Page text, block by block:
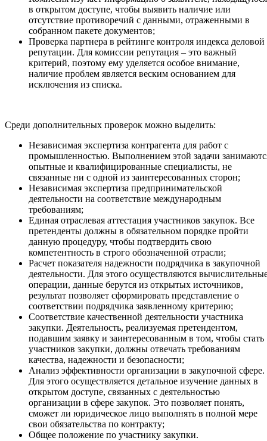
в открытом доступе, чтобы выявить наличие или
отсутствие противоречий с данными, отраженными в
собранном пакете документов;
Проверка партнера в рейтинге контроля индекса деловой
репутации. Для комиссии репутация – это важный
критерий, поэтому ему уделяется особое внимание,
наличие проблем является веским основанием для
исключения из списка.
Среди дополнительных проверок можно выделить:
Независимая экспертиза контрагента для работ с
промышленностью. Выполнением этой задачи
опытные и квалифицированные специалисты, не
связанные ни с одной из заинтересованных сторон;
Независимая экспертиза предпринимательской
деятельности на соответствие международным
требованиям;
Единая отраслевая аттестация участников закупок. Все
претенденты должны в обязательном порядке пройти
данную процедуру, чтобы подтвердить свою
компетентность в строго обозначенной отрасли;
Расчет показателя надежности подрядчика в закупочной
деятельности. Для этого осуществляются
операции, данные берутся из открытых источников,
результат позволяет сформировать представление о
соответствии подрядчика заявленному критерию;
Соответствие качественной деятельности участника
закупки. Деятельность, реализуемая претендентом,
подавшим заявку и заинтересованным в том, чтобы стать
участников закупки, должны отвечать требованиям
качества, надежности и безопасности;
Анализ эффективности организации в закупочной сфере.
Для этого осуществляется детальное изучение данных в
открытом доступе, связанных с деятельностью
организации в сфере закупок. Это позволяет понять,
сможет ли юридическое лицо выполнять в полной мере
свои обязательства по контракту;
Общее положение по участнику закупки.